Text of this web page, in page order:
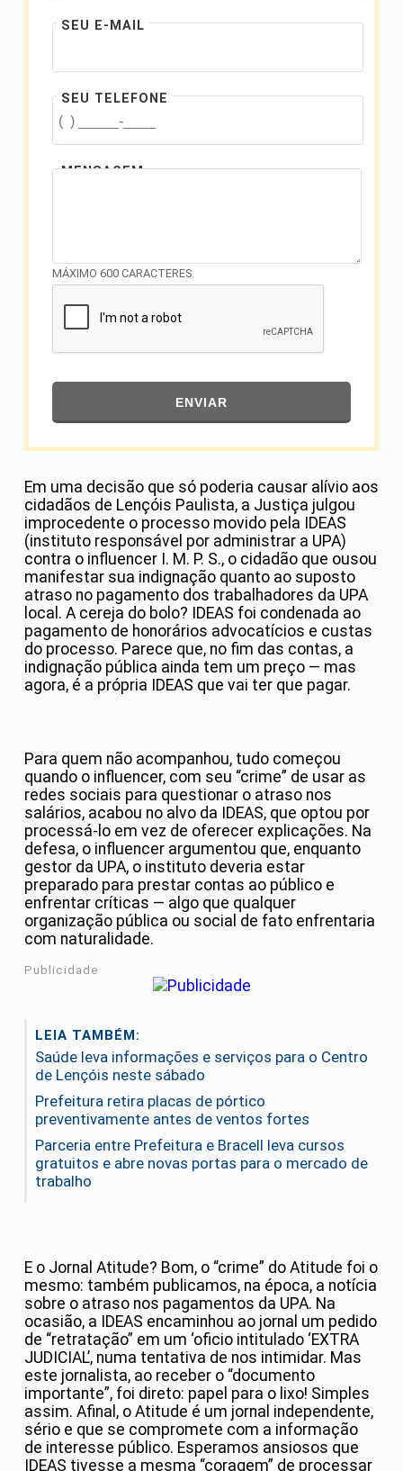
SEU E-MAIL
SEU TELEFONE
MENSAGEM
MÁXIMO 600 CARACTERES.
ENVIAR
Em uma decisão que só poderia causar alívio aos
cidadãos de Lençóis Paulista, a Justiça julgou
improcedente o processo movido pela IDEAS
(instituto responsável por administrar a UPA)
contra o influencer I. M. P. S., o cidadão que ousou
manifestar sua indignação quanto ao suposto
atraso no pagamento dos trabalhadores da UPA
local. A cereja do bolo? IDEAS foi condenada ao
pagamento de honorários advocatícios e custas
do processo. Parece que, no fim das contas, a
indignação pública ainda tem um preço — mas
agora, é a própria IDEAS que vai ter que pagar.
Para quem não acompanhou, tudo começou
quando o influencer, com seu “crime” de usar as
redes sociais para questionar o atraso nos
salários, acabou no alvo da IDEAS, que optou por
processá-lo em vez de oferecer explicações. Na
defesa, o influencer argumentou que, enquanto
gestor da UPA, o instituto deveria estar
preparado para prestar contas ao público e
enfrentar críticas — algo que qualquer
organização pública ou social de fato enfrentaria
com naturalidade.
Publicidade
LEIA TAMBÉM:
Saúde leva informações e serviços para o Centro
de Lençóis neste sábado
Prefeitura retira placas de pórtico
preventivamente antes de ventos fortes
Parceria entre Prefeitura e Bracell leva cursos
gratuitos e abre novas portas para o mercado de
trabalho
E o Jornal Atitude? Bom, o “crime” do Atitude foi o
mesmo: também publicamos, na época, a notícia
sobre o atraso nos pagamentos da UPA. Na
ocasião, a IDEAS encaminhou ao jornal um pedido
de “retratação” em um ‘oficio intitulado ‘EXTRA
JUDICIAL’, numa tentativa de nos intimidar. Mas
este jornalista, ao receber o “documento
importante”, foi direto: papel para o lixo! Simples
assim. Afinal, o Atitude é um jornal independente,
sério e que se compromete com a informação
de interesse público. Esperamos ansiosos que
IDEAS tivesse a mesma “coragem” de processar